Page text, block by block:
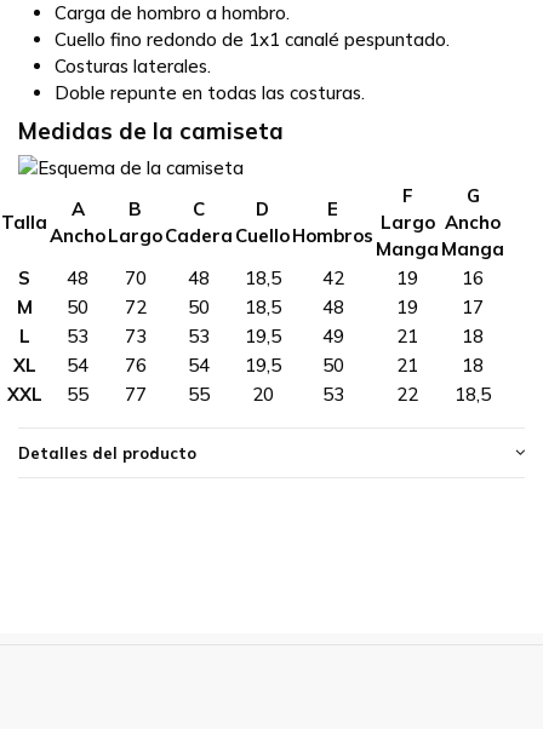
Carga de hombro a hombro.
Cuello fino redondo de 1x1 canalé pespuntado.
Costuras laterales.
Doble repunte en todas las costuras.
Medidas de la camiseta
Talla
A
Ancho
B
Largo
C
Cadera
D
Cuello
E
Hombros
F
Largo
Manga
G
Ancho
Manga
S
48 70 48 18,5 42 19
16
M
50 72 50 18,5 48 19
17
L
53 73 53 19,5 49 21
18
XL
54 76 54 19,5 50 21
18
XXL
55 77 55 20 53 22 18,5
Detalles del producto